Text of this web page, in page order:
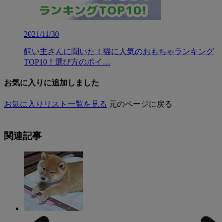
2021/11/30
飼い主さんに聞いた！猫に人気のおもちゃランキング
TOP10！選び方のポイ…
お気に入りに追加しました
お気に入りリスト一覧を見る 元のページに戻る
関連記事